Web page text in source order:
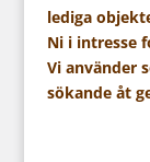
lediga
Ni i intresse
Vi använder
sökande åt